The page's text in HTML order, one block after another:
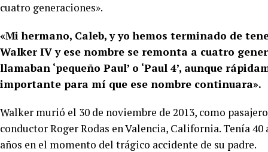
cuatro generaciones».
«Mi hermano, Caleb, y yo hemos terminado de
Walker IV y ese nombre se remonta a cuatro
llamaban ‘pequeño Paul’ o ‘Paul 4’, aunque
importante para mí que ese nombre continuara».
Walker murió el 30 de noviembre de 2013, como
conductor Roger Rodas en Valencia, California. Tenía
años en el momento del trágico accidente de su padre.